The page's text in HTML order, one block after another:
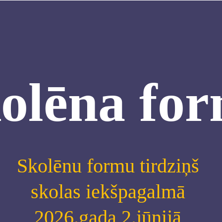
Skolēnu formu tirdziņš
skolas iekšpagalmā
2026.gada 2.jūnijā